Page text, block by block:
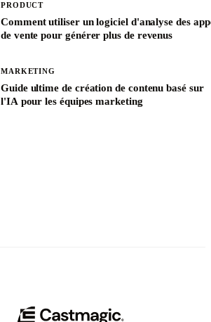
PRODUCT
Comment utiliser un logiciel d'analyse des
de vente pour générer plus de revenus
MARKETING
Guide ultime de création de contenu basé sur
l'IA pour les équipes marketing